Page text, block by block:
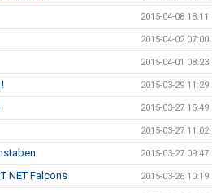
2015-04-08 18:11
2015-04-02 07:00
2015-04-01 08:23
2015-03-29 11:29
2015-03-27 15:49
2015-03-27 11:02
2015-03-27 09:47
NET Falcons 2015-03-26 10:19